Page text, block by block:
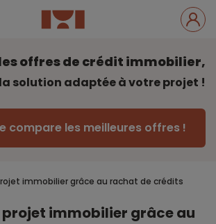
offres de crédit immobilier,
solution adaptée à votre projet !
compare les meilleures offres !
immobilier grâce au rachat de crédits
projet immobilier grâce au